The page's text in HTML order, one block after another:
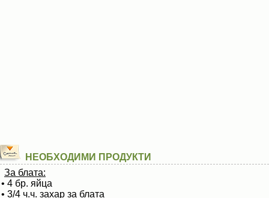
НЕОБХОДИМИ ПРОДУКТИ
За блата:
• 4 бр. яйца
• 3/4 ч.ч. захар за блата